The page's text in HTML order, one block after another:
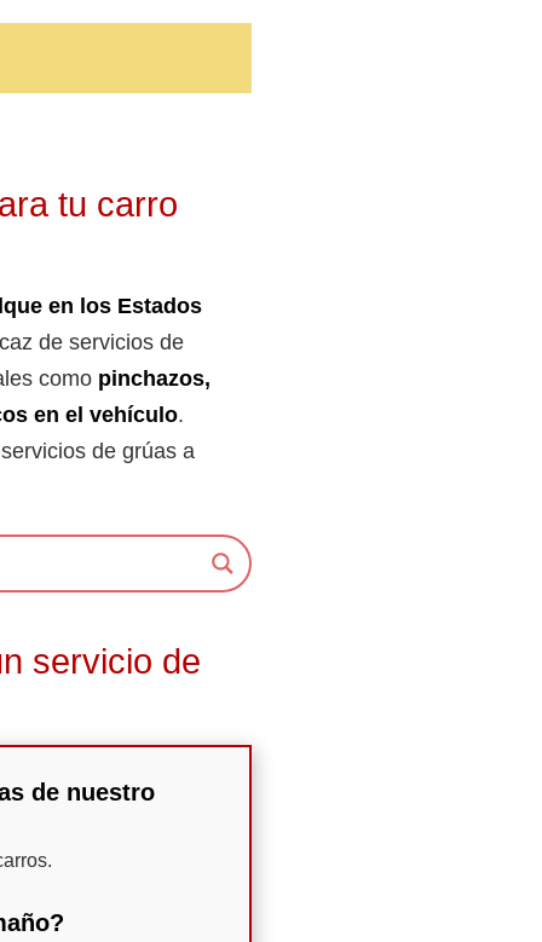
tu carro
en los Estados
de servicios de
como pinchazos,
en el vehículo.
de grúas a
servicio de
de nuestro